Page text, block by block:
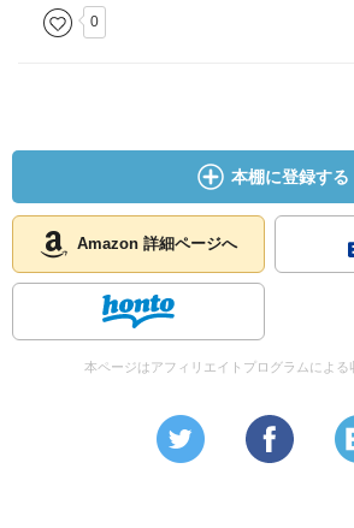
0
本棚に登録する
Amazon 詳細ページへ
本ページはアフィリエイトプログラムによる